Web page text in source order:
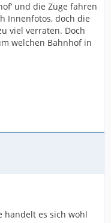
und die Züge fahren
Innenfotos, doch die
viel verraten. Doch
welchen Bahnhof in
handelt es sich wohl